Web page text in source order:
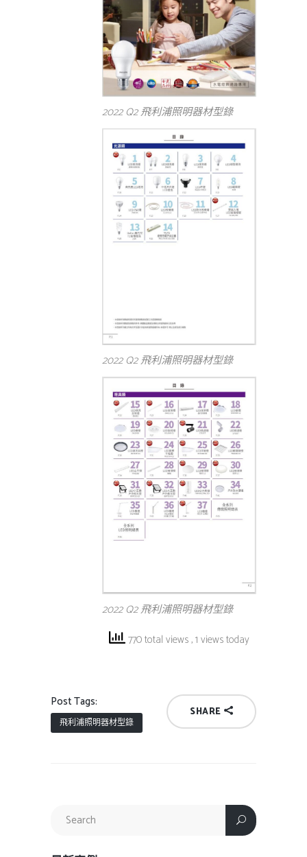
2022 Q2 飛利浦照明器材型錄
2022 Q2 飛利浦照明器材型錄
2022 Q2 飛利浦照明器材型錄
770 total views, 1 views today
Post Tags:
飛利浦照明器材型錄
SHARE